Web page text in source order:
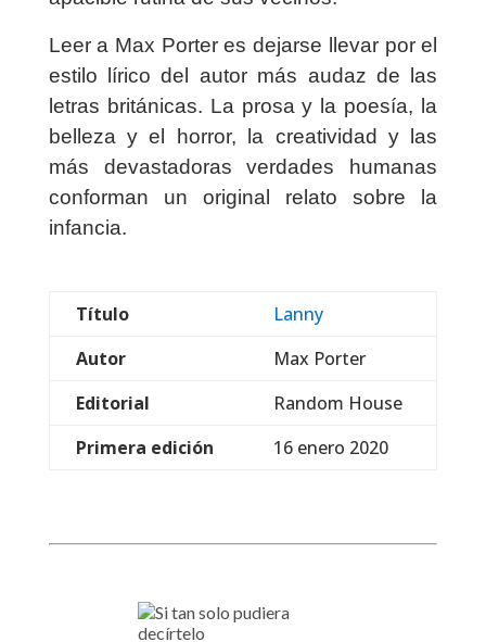
Leer a Max Porter es dejarse llevar por el
estilo lírico del autor más audaz de las
letras británicas. La prosa y la poesía, la
belleza y el horror, la creatividad y las
más devastadoras verdades humanas
conforman un original relato sobre la
infancia.
Título
Lanny
Autor
Max Porter
Editorial
Random House
Primera edición
16 enero 2020